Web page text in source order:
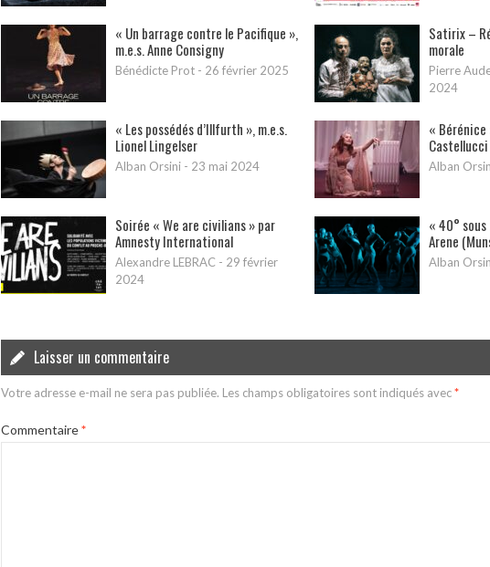
« Un barrage contre le Pacifique »,
m.e.s. Anne Consigny
Bénédicte Prot - 26 février 2025
Satirix –
morale
Pierre
2024
« Les possédés d’Illfurth », m.e.s.
Lionel Lingelser
Alban Orsini - 23 mai 2024
« Bérénice
Castellucci
Alban
Soirée « We are civilians » par
Amnesty International
Alexandre LEBRAC - 29 février
2024
« 40° sous
Arene
Alban
Laisser un commentaire
Votre adresse e-mail ne sera pas publiée. Les champs obligatoires sont indiqués avec*
Commentaire*